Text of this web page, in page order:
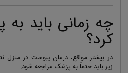
چه زمانی باید
کرد؟
در بیشتر مواقع، درمان یبوست در منزل
زیر باید حتماً به پزشک مراجعه شود: